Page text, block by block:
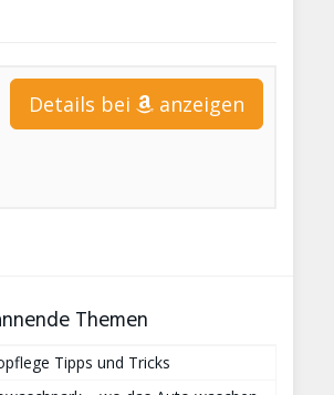
Details bei anzeigen
Themen
Tipps und Tricks